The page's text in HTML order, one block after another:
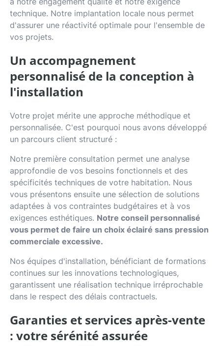
technique. Notre implantation locale nous permet
d'assurer une réactivité optimale pour l'ensemble de
vos projets.
Un accompagnement
personnalisé de la conception à
l'installation
Votre projet mérite une approche méthodique et
personnalisée. C'est pourquoi nous avons développé
un parcours client structuré :
Notre première consultation permet une analyse
approfondie de vos besoins fonctionnels et des
spécificités techniques de votre habitation. Nous
vous présentons ensuite une sélection de solutions
adaptées à vos contraintes budgétaires et à vos
exigences esthétiques. Notre conseil personnalisé
vous permet de faire un choix éclairé sans pression
commerciale excessive.
Nos équipes d'installation, bénéficiant de formations
continues sur les innovations technologiques,
garantissent une réalisation technique irréprochable
dans le respect des délais contractuels.
Garanties et services après-vente
: votre sérénité assurée